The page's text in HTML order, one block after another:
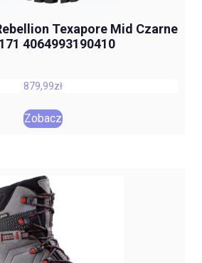
Texapore Mid Czarne
4064993190410
879,99zł
Zobacz